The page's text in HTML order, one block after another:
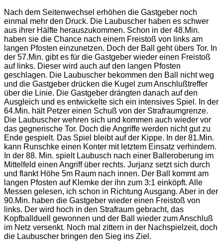
Nach dem Seitenwechsel erhöhen die Gastgeber noch
einmal mehr den Druck. Die Laubuscher haben es schwer
aus ihrer Hälfte herauszukommen. Schon in der 48.Min.
haben sie die Chance nach einem Freistoß von links am
langen Pfosten einzunetzen. Doch der Ball geht übers Tor. In
der 57.Min. gibt es für die Gastgeber wieder einen Freistoß
auf links. Dieser wird auch auf den langen Pfosten
geschlagen. Die Laubuscher bekommen den Ball nicht weg
und die Gastgeber drücken die Kugel zum Anschlußtreffer
über die Linie. Die Gastgeber drängten danach auf den
Ausgleich und es entwickelte sich ein intensives Spiel. In der
64.Min. hält Petzer einen Schuß von der Strafraumgrenze.
Die Laubuscher wehren sich und kommen auch wieder vor
das gegnerische Tor. Doch die Angriffe werden nicht gut zu
Ende gespielt. Das Spiel bleibt auf der Kippe. In der 81.Min.
kann Runschke einen Konter mit letztem Einsatz verhindern.
In der 88. Min. spielt Laubusch nach einer Balleroberung im
Mittelfeld einen Angriff über rechts. Jurjanz setzt sich durch
und flankt Höhe 5m Raum nach innen. Der Ball kommt am
langen Pfosten auf Klemke der ihn zum 3:1 einköpft. Alle
Messen gelesen, ich schon in Richtung Ausgang. Aber in der
90.Min. haben die Gastgeber wieder einen Freistoß von
links. Der wird hoch in den Strafraum gebracht, das
Kopfballduell gewonnen und der Ball wieder zum Anschluß
im Netz versenkt. Noch mal zittern in der Nachspielzeit, doch
die Laubuscher bringen den Sieg ins Ziel.